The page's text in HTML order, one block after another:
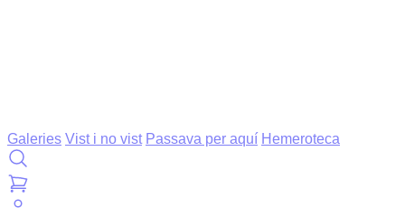
Galeries Vist i no vist Passava per aquí Hemeroteca